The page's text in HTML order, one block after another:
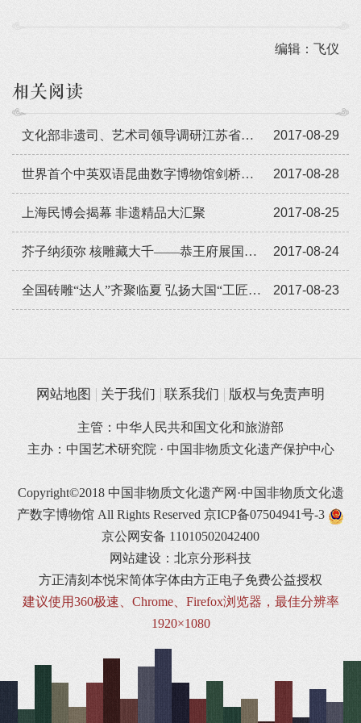
编辑：飞仪
相关阅读
2017-08-29
文化部非遗司、艺术司领导调研江苏省戏剧学校
2017-08-28
世界首个中英双语昆曲数字博物馆剑桥大学开通
2017-08-25
上海民博会揭幕 非遗精品大汇聚
2017-08-24
芥子纳须弥 核雕藏大千——恭王府展国家级非遗传统核雕精品
2017-08-23
全国砖雕“达人”齐聚临夏 弘扬大国“工匠”精神
网站地图 关于我们 联系我们 版权与免责声明
主管：中华人民共和国文化和旅游部
主办：中国艺术研究院 · 中国非物质文化遗产保护中心
Copyright©2018 中国非物质文化遗产网·中国非物质文化遗
产数字博物馆 All Rights Reserved 京ICP备07504941号-3
京公网安备 11010502042400
网站建设：北京分形科技
方正清刻本悦宋简体字体由方正电子免费公益授权
建议使用360极速、Chrome、Firefox浏览器，最佳分辨率
1920×1080